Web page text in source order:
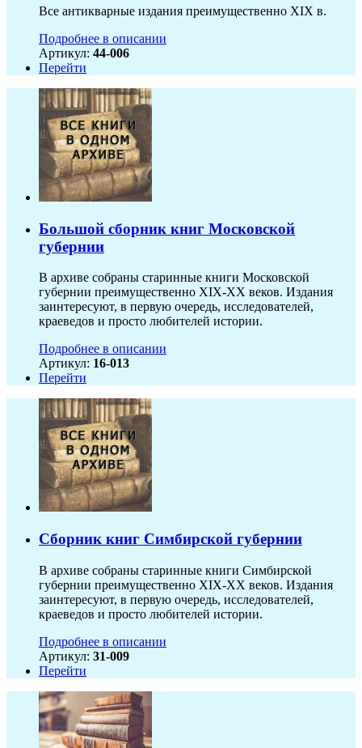
Все антикварные издания преимущественно XIX в.
Подробнее в описании
Артикул: 44-006
Перейти
Большой сборник книг Московской
губернии
В архиве собраны старинные книги Московской
губернии преимущественно XIX-ХХ веков. Издания
заинтересуют, в первую очередь, исследователей,
краеведов и просто любителей истории.
Подробнее в описании
Артикул: 16-013
Перейти
Сборник книг Симбирской губернии
В архиве собраны старинные книги Симбирской
губернии преимущественно XIX-ХХ веков. Издания
заинтересуют, в первую очередь, исследователей,
краеведов и просто любителей истории.
Подробнее в описании
Артикул: 31-009
Перейти